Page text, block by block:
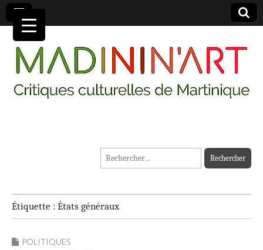
MADININ'ART
Rechercher :
Étiquette : États généraux
POLITIQUES